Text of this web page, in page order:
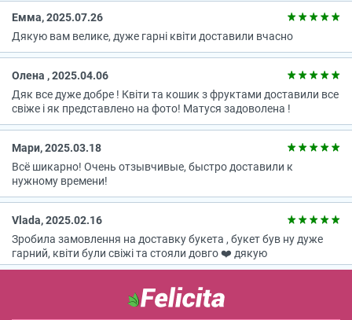
Емма, 2025.07.26
Дякую вам велике, дуже гарні квіти доставили вчасно
Олена , 2025.04.06
Дяк все дуже добре ! Квіти та кошик з фруктами доставили все
свіже і як представлено на фото! Матуся задоволена !
Мари, 2025.03.18
Всё шикарно! Очень отзывчивые, быстро доставили к
нужному времени!
Vlada, 2025.02.16
Зробила замовлення на доставку букета , букет був ну дуже
гарний, квіти були свіжі та стояли довго ❤️ дякую